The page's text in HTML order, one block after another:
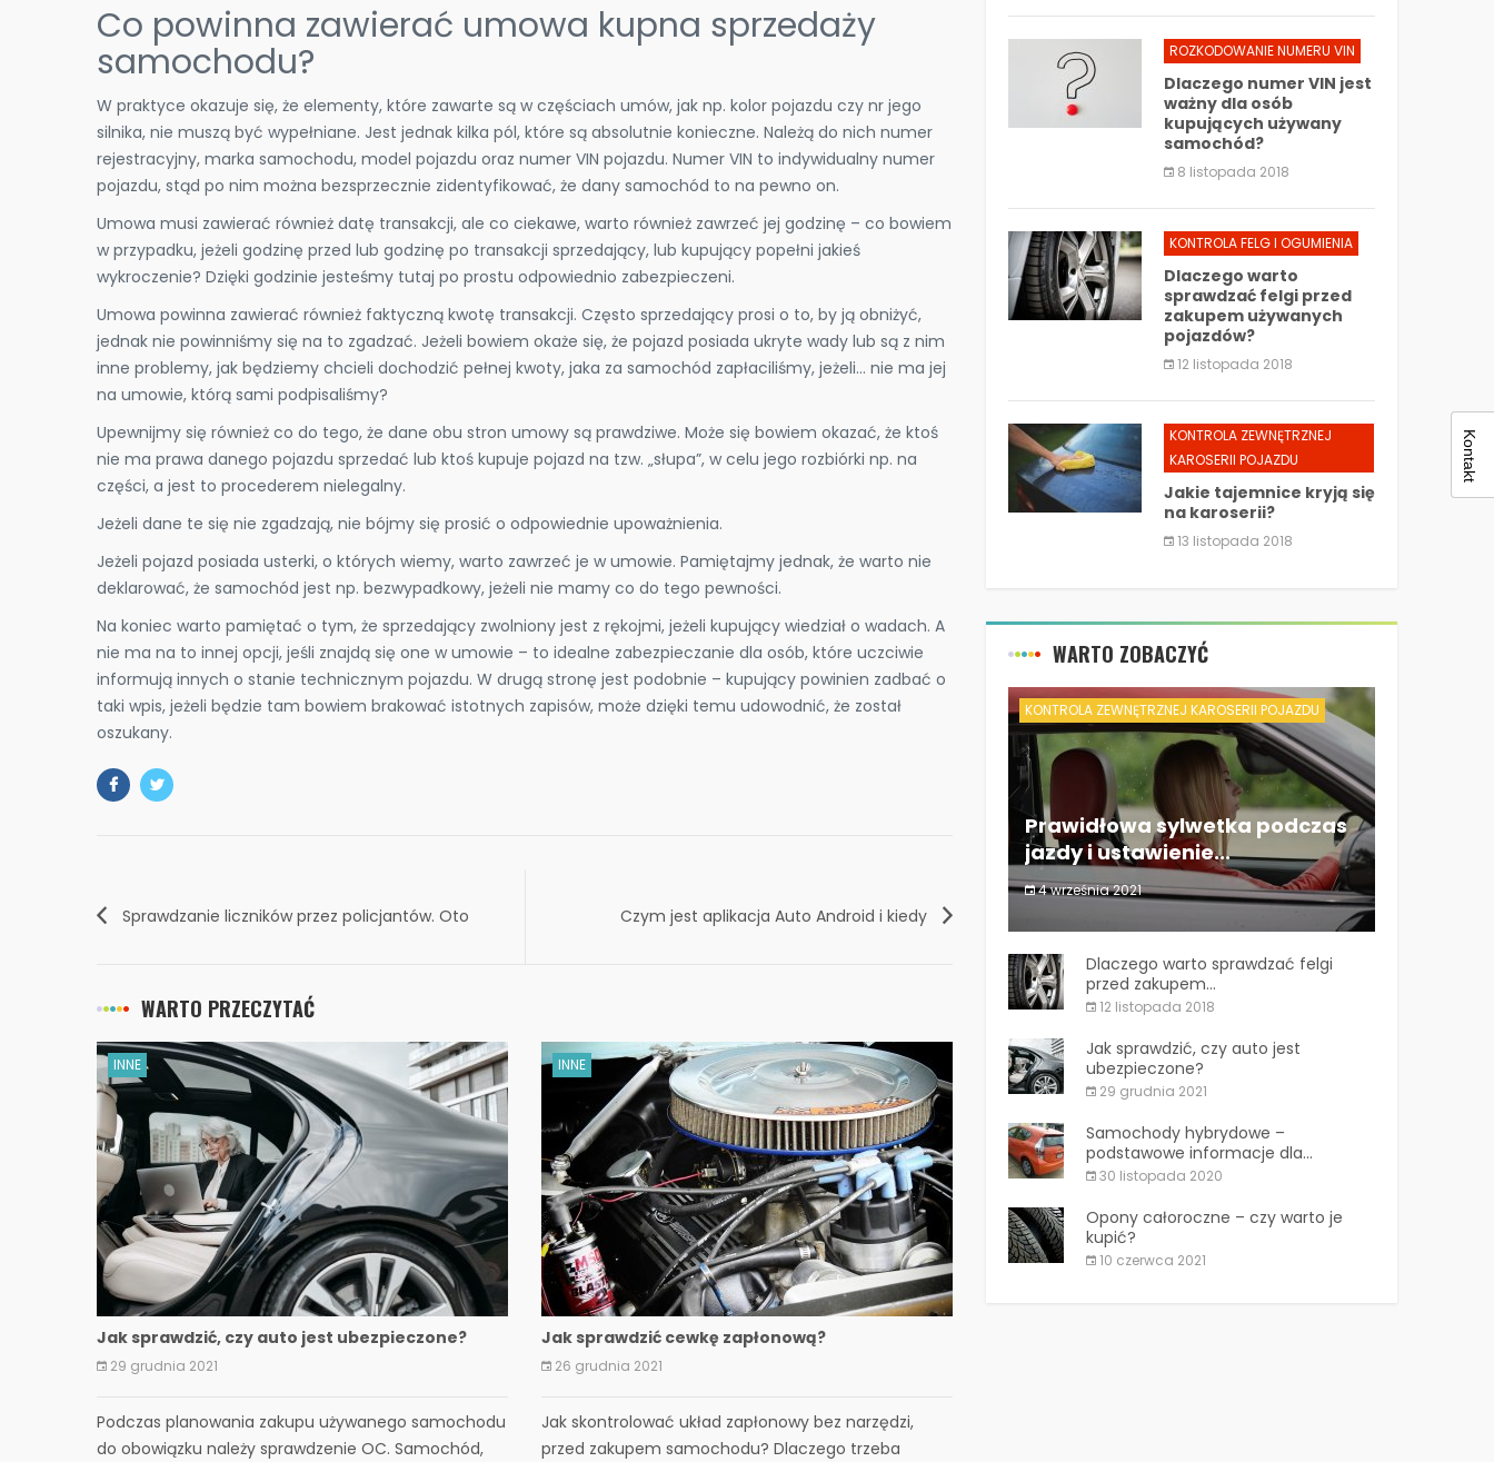
Co powinna zawierać umowa kupna sprzedaży
samochodu?
W praktyce okazuje się, że elementy, które zawarte są w częściach umów, jak np. kolor pojazdu czy nr jego
silnika, nie muszą być wypełniane. Jest jednak kilka pól, które są absolutnie konieczne. Należą do nich numer
rejestracyjny, marka samochodu, model pojazdu oraz numer VIN pojazdu. Numer VIN to indywidualny numer
pojazdu, stąd po nim można bezsprzecznie zidentyfikować, że dany samochód to na pewno on.
Umowa musi zawierać również datę transakcji, ale co ciekawe, warto również zawrzeć jej godzinę – co bowiem
w przypadku, jeżeli godzinę przed lub godzinę po transakcji sprzedający, lub kupujący popełni jakieś
wykroczenie? Dzięki godzinie jesteśmy tutaj po prostu odpowiednio zabezpieczeni.
Umowa powinna zawierać również faktyczną kwotę transakcji. Często sprzedający prosi o to, by ją obniżyć,
jednak nie powinniśmy się na to zgadzać. Jeżeli bowiem okaże się, że pojazd posiada ukryte wady lub są z nim
inne problemy, jak będziemy chcieli dochodzić pełnej kwoty, jaka za samochód zapłaciliśmy, jeżeli… nie ma jej
na umowie, którą sami podpisaliśmy?
Upewnijmy się również co do tego, że dane obu stron umowy są prawdziwe. Może się bowiem okazać, że ktoś
nie ma prawa danego pojazdu sprzedać lub ktoś kupuje pojazd na tzw. „słupa”, w celu jego rozbiórki np. na
części, a jest to procederem nielegalny.
Jeżeli dane te się nie zgadzają, nie bójmy się prosić o odpowiednie upoważnienia.
Jeżeli pojazd posiada usterki, o których wiemy, warto zawrzeć je w umowie. Pamiętajmy jednak, że warto nie
deklarować, że samochód jest np. bezwypadkowy, jeżeli nie mamy co do tego pewności.
Na koniec warto pamiętać o tym, że sprzedający zwolniony jest z rękojmi, jeżeli kupujący wiedział o wadach. A
nie ma na to innej opcji, jeśli znajdą się one w umowie – to idealne zabezpieczanie dla osób, które uczciwie
informują innych o stanie technicznym pojazdu. W drugą stronę jest podobnie – kupujący powinien zadbać o
taki wpis, jeżeli będzie tam bowiem brakować istotnych zapisów, może dzięki temu udowodnić, że został
oszukany.
Sprawdzanie liczników przez policjantów. Oto
Czym jest aplikacja Auto Android i kiedy
WARTO PRZECZYTAĆ
INNE
Jak sprawdzić, czy auto jest ubezpieczone?
29 grudnia 2021
​Podczas planowania zakupu używanego samochodu
do obowiązku należy sprawdzenie OC. Samochód,
INNE
Jak sprawdzić cewkę zapłonową?
26 grudnia 2021
​Jak skontrolować układ zapłonowy bez narzędzi,
przed zakupem samochodu? Dlaczego trzeba
ROZKODOWANIE NUMERU VIN
Dlaczego numer VIN jest
ważny dla osób
kupujących używany
samochód?
8 listopada 2018
KONTROLA FELG I OGUMIENIA
Dlaczego warto
sprawdzać felgi przed
zakupem używanych
pojazdów?
12 listopada 2018
KONTROLA ZEWNĘTRZNEJ
KAROSERII POJAZDU
Jakie tajemnice kryją się
na karoserii?
13 listopada 2018
WARTO ZOBACZYĆ
KONTROLA ZEWNĘTRZNEJ KAROSERII POJAZDU
Prawidłowa sylwetka podczas
jazdy i ustawienie...
4 września 2021
Dlaczego warto sprawdzać felgi
przed zakupem...
12 listopada 2018
Jak sprawdzić, czy auto jest
ubezpieczone?
29 grudnia 2021
Samochody hybrydowe –
podstawowe informacje dla...
30 listopada 2020
Opony całoroczne – czy warto je
kupić?
10 czerwca 2021
Kontakt